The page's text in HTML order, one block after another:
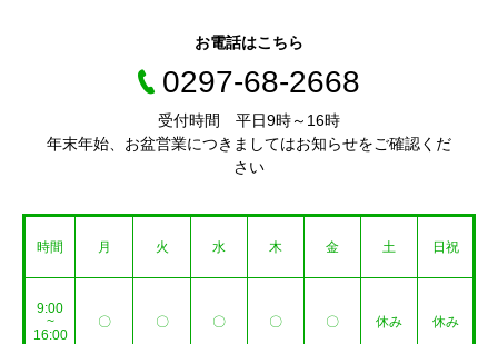
お電話はこちら
0297-68-2668
受付時間 平日9時～16時
年末年始、お盆営業につきましてはお知らせをご確認くだ
さい
時間 月 火 水 木 金 土 日祝
9:00
~
16:00
〇 〇 〇 〇 〇 休み 休み